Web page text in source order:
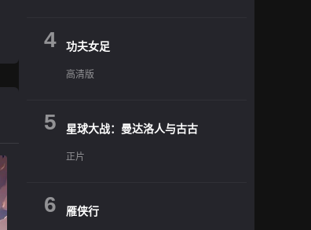
4 功夫女足
高清版
5 星球大战：曼达洛人与古古
正片
6 雁侠行